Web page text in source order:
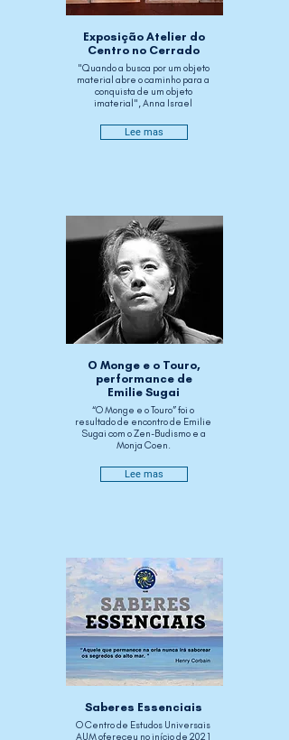
Exposição Atelier do
Centro no Cerrado
"Quando a busca por um objeto
material abre o caminho para a
conquista de um objeto
imaterial", Anna Israel
Lee mas
O Monge e o Touro,
performance de
Emilie Sugai
“O Monge e o Touro” foi o
resultado de encontro de Emilie
Sugai com o Zen-Budismo e a
Monja Coen.
Lee mas
Saberes Essenciais
O Centro de Estudos Universais
AUM ofereceu no início de 2021